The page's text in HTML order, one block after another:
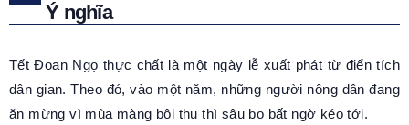
Ý nghĩa
Tết Đoan Ngọ thực chất là một ngày lễ xuất phát từ điển tích
dân gian. Theo đó, vào một năm, những người nông dân đang
ăn mừng vì mùa màng bội thu thì sâu bọ bất ngờ kéo tới.